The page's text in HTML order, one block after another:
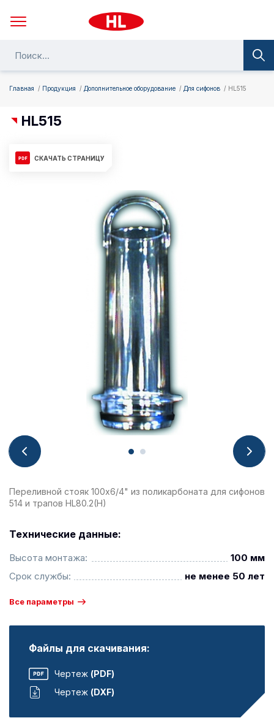
Главная Продукция Дополнительное оборудование Для сифонов HL515
HL515
СКАЧАТЬ СТРАНИЦУ
Переливной стояк 100х6/4" из поликарбоната для сифонов
514 и трапов HL80.2(H)
Технические данные:
Высота монтажа:
100 мм
Срок службы:
не менее 50 лет
Все параметры
Файлы для скачивания:
Чертеж (PDF)
Чертеж (DXF)